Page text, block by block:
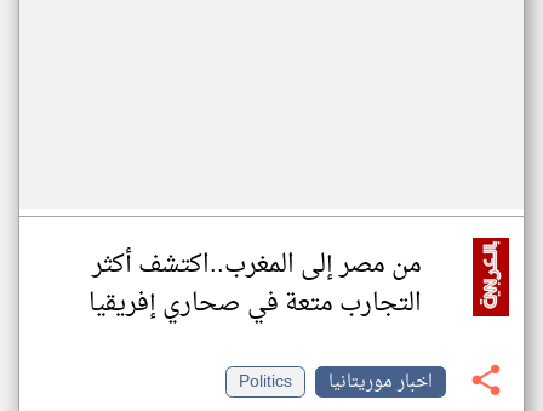
من مصر إلى المغرب..اكتشف أكثر
التجارب متعة في صحاري إفريقيا
اخبار موريتانيا
Politics